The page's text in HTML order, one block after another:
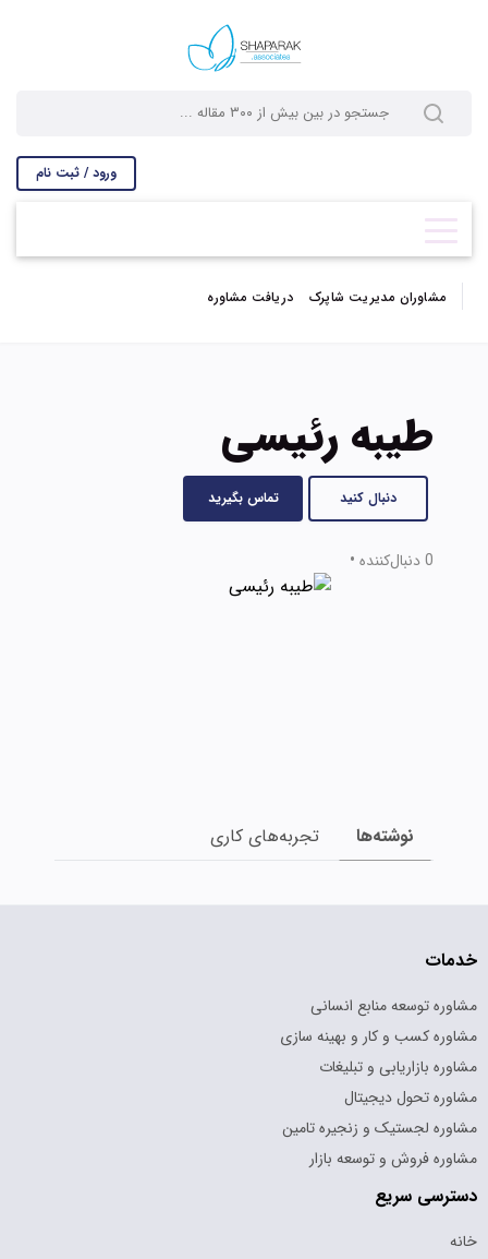
ورود / ثبت نام
مشاوران مدیریت شاپرک دریافت مشاوره
طیبه رئیسی
دنبال کنید تماس بگیرید
0 دنبال‌کننده •
نوشته‌ها تجربه‌های کاری
خدمات
مشاوره توسعه منابع انسانی
مشاوره کسب و کار و بهینه سازی
مشاوره بازاریابی و تبلیغات
مشاوره تحول دیجیتال
مشاوره لجستیک و زنجیره تامین
مشاوره فروش و توسعه بازار
دسترسی سریع
خانه